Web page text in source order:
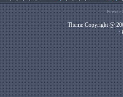
Theme Copyright @
::